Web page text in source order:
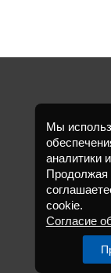
Мы
аналитики
Продолжая
cookie.
Согласие